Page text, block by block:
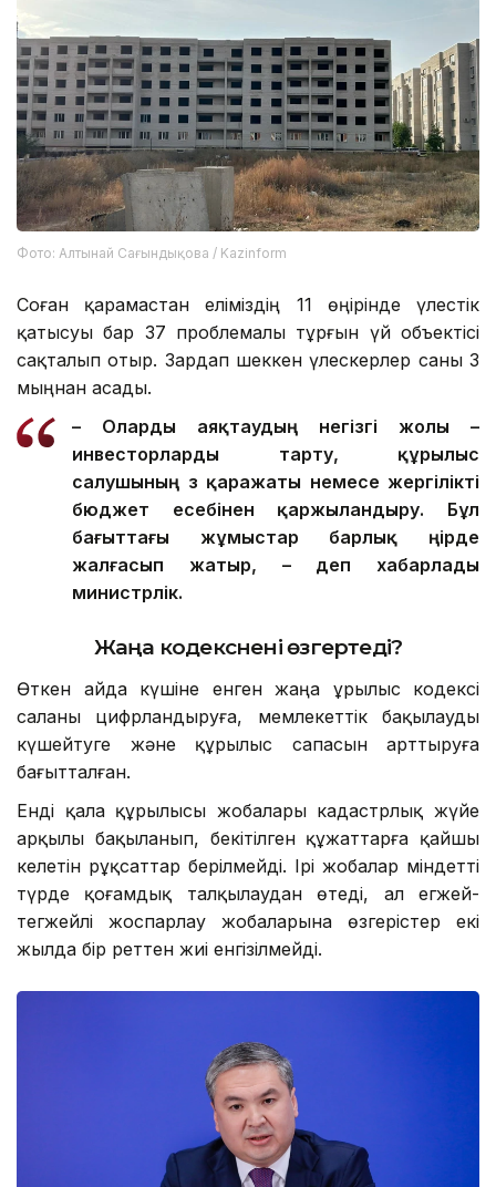
Фото: Алтынай Сағындықова / Kazinform
Соған қарамастан еліміздің 11 өңірінде үлестік
қатысуы бар 37 проблемалы тұрғын үй объектісі
сақталып отыр. Зардап шеккен үлескерлер саны 3
мыңнан асады.
– Оларды аяқтаудың негізгі жолы –
инвесторларды тарту, құрылыс
салушының өз қаражаты немесе жергілікті
бюджет есебінен қаржыландыру. Бұл
бағыттағы жұмыстар барлық өңірде
жалғасып жатыр, – деп хабарлады
министрлік.
Жаңа кодекснені өзгертеді?
Өткен айда күшіне енген жаңа Құрылыс кодексі
саланы цифрландыруға, мемлекеттік бақылауды
күшейтуге және құрылыс сапасын арттыруға
бағытталған.
Енді қала құрылысы жобалары кадастрлық жүйе
арқылы бақыланып, бекітілген құжаттарға қайшы
келетін рұқсаттар берілмейді. Ірі жобалар міндетті
түрде қоғамдық талқылаудан өтеді, ал егжей-
тегжейлі жоспарлау жобаларына өзгерістер екі
жылда бір реттен жиі енгізілмейді.